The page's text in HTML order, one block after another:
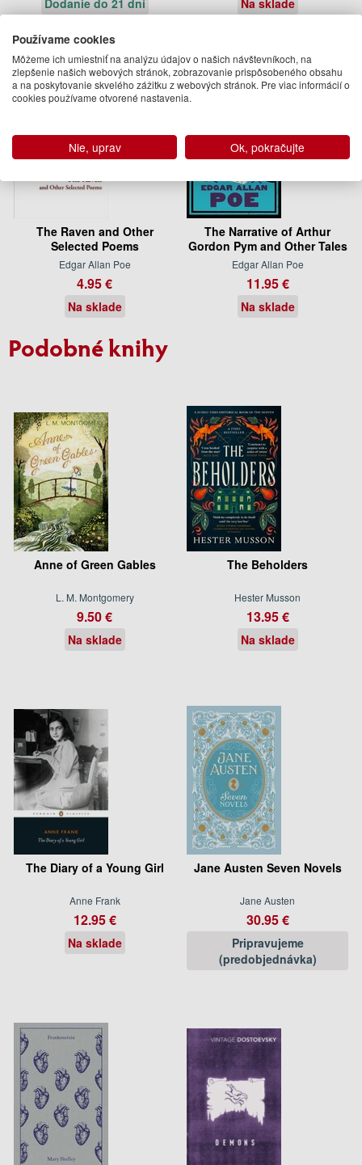
The Raven and Other
Selected Poems
Edgar Allan Poe
4.95 €
Na sklade
The Narrative of Arthur
Gordon Pym and Other Tales
Edgar Allan Poe
11.95 €
Na sklade
Podobné knihy
Anne of Green Gables
L. M. Montgomery
9.50 €
Na sklade
The Beholders
Hester Musson
13.95 €
Na sklade
The Diary of a Young Girl
Anne Frank
12.95 €
Na sklade
Jane Austen Seven Novels
Jane Austen
30.95 €
Pripravujeme
(predobjednávka)
Používame cookies
Môžeme ich umiestniť na analýzu údajov o našich návštevníkoch, na
zlepšenie našich webových stránok, zobrazovanie prispôsobeného obsahu
a na poskytovanie skvelého zážitku z webových stránok. Pre viac informácií o
cookies používame otvorené nastavenia.
Nie, uprav Ok, pokračujte